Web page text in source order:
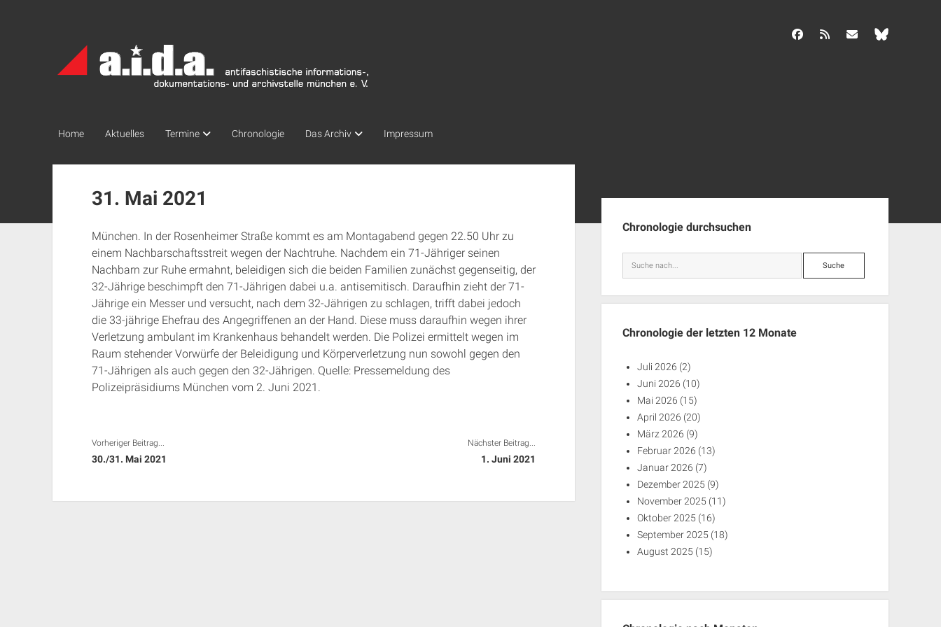
Archiv
München
facebook info@aida-archiv.de
Home Aktuelles Termine Chronologie Das Archiv Impressum
31. Mai 2021
München. In der Rosenheimer Straße kommt es am Montagabend gegen 22.50 Uhr zu
einem Nachbarschaftsstreit wegen der Nachtruhe. Nachdem ein 71-Jähriger seinen
Nachbarn zur Ruhe ermahnt, beleidigen sich die beiden Familien zunächst gegenseitig, der
32-Jährige beschimpft den 71-Jährigen dabei u.a. antisemitisch. Daraufhin zieht der 71-
Jährige ein Messer und versucht, nach dem 32-Jährigen zu schlagen, trifft dabei jedoch
die 33-jährige Ehefrau des Angegriffenen an der Hand. Diese muss daraufhin wegen ihrer
Verletzung ambulant im Krankenhaus behandelt werden. Die Polizei ermittelt wegen im
Raum stehender Vorwürfe der Beleidigung und Körperverletzung nun sowohl gegen den
71-Jährigen als auch gegen den 32-Jährigen. Quelle: Pressemeldung des
Polizeipräsidiums München vom 2. Juni 2021.
Vorheriger Beitrag...
30./31. Mai 2021
Nächster Beitrag...
1. Juni 2021
Chronologie durchsuchen
Suche
Chronologie der letzten 12 Monate
Juli 2026 (2)
Juni 2026 (10)
Mai 2026 (15)
April 2026 (20)
März 2026 (9)
Februar 2026 (13)
Januar 2026 (7)
Dezember 2025 (9)
November 2025 (11)
Oktober 2025 (16)
September 2025 (18)
August 2025 (15)